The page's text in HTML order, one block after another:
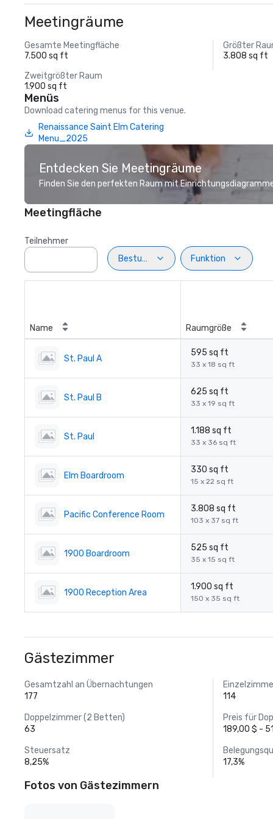
Meetingräume
Gesamte Meetingfläche
7.500 sq ft
Größter
3.808 sq ft
Zweitgrößter Raum
1.900 sq ft
Menüs
Download catering menus for this venue.
Renaissance Saint Elm Catering
Menu_2025
Entdecken Sie Meetingräume
Finden Sie den perfekten Raum mit
Meetingfläche
Teilnehmer
Bestuhlung
Funktion
Name Raumgröße
St. Paul A
595 sq ft
33 x 18 sq ft
St. Paul B
625 sq ft
33 x 19 sq ft
St. Paul
1.188 sq ft
33 x 36 sq ft
Elm Boardroom
330 sq ft
15 x 22 sq ft
Pacific Conference Room
3.808 sq ft
103 x 37 sq ft
1900 Boardroom
525 sq ft
35 x 15 sq ft
1900 Reception Area
1.900 sq ft
150 x 35 sq ft
Gästezimmer
Gesamtzahl an Übernachtungen
177
114
Doppelzimmer (2 Betten)
63
Preis für
189,00 $ -
Steuersatz
8,25%
17,3%
Fotos von Gästezimmern